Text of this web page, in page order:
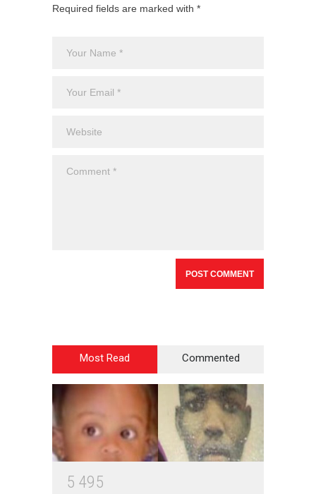
Required fields are marked with *
Most Read Commented
5 495